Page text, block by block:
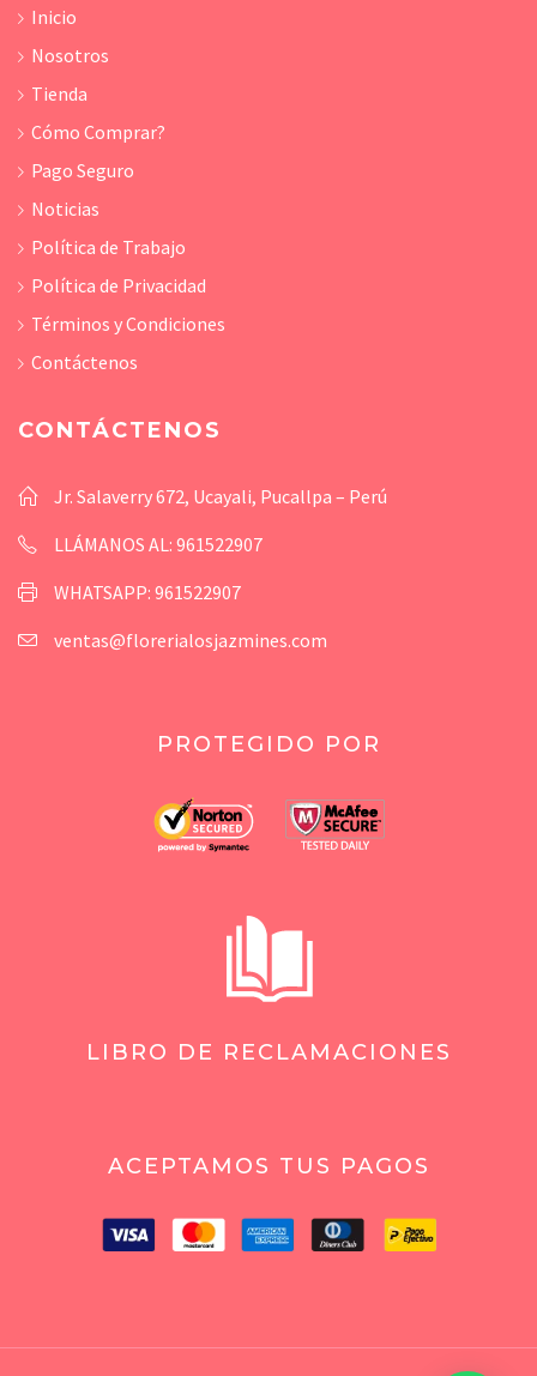
Inicio
Nosotros
Tienda
Cómo Comprar?
Pago Seguro
Noticias
Política de Trabajo
Política de Privacidad
Términos y Condiciones
Contáctenos
CONTÁCTENOS
Jr. Salaverry 672, Ucayali, Pucallpa – Perú
LLÁMANOS AL: 961522907
WHATSAPP: 961522907
ventas@florerialosjazmines.com
PROTEGIDO POR
LIBRO DE RECLAMACIONES
ACEPTAMOS TUS PAGOS